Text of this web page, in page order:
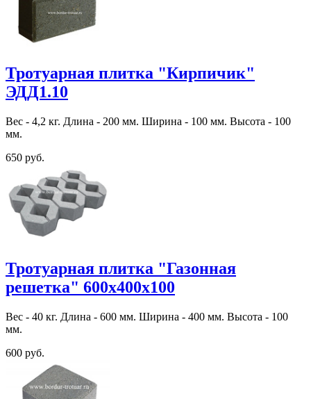
Тротуарная плитка "Кирпичик"
ЭДД1.10
Вес - 4,2 кг. Длина - 200 мм. Ширина - 100 мм. Высота - 100
мм.
650 руб.
Тротуарная плитка "Газонная
решетка" 600х400х100
Вес - 40 кг. Длина - 600 мм. Ширина - 400 мм. Высота - 100
мм.
600 руб.